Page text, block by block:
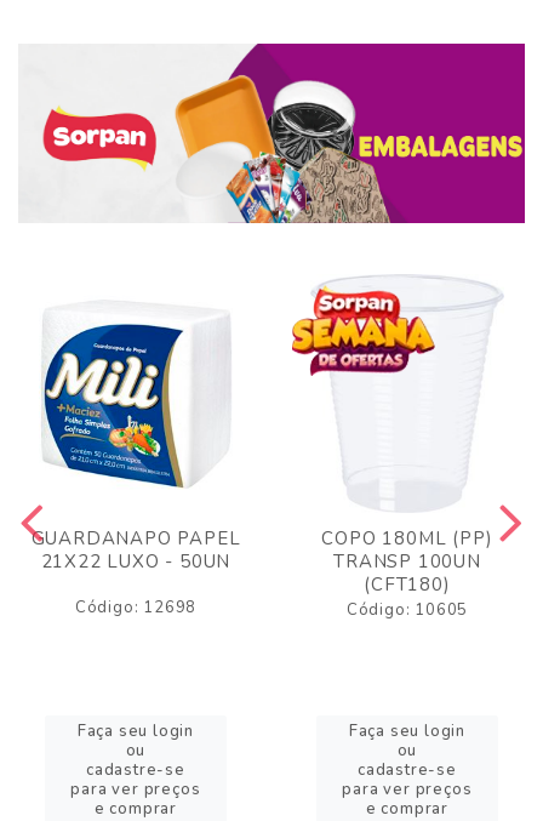
GUARDANAPO PAPEL
21X22 LUXO - 50UN
Código: 12698
Faça seu login
ou
cadastre-se
para ver preços
e comprar
COPO 180ML (PP)
TRANSP 100UN
(CFT180)
Código: 10605
Faça seu login
ou
cadastre-se
para ver preços
e comprar